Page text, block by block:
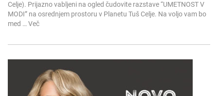
Celje). Prijazno vabljeni na ogled čudovite razstave “UMETNOST V
MODI” na osrednjem prostoru v Planetu Tuš Celje. Na voljo vam bo
med … Več